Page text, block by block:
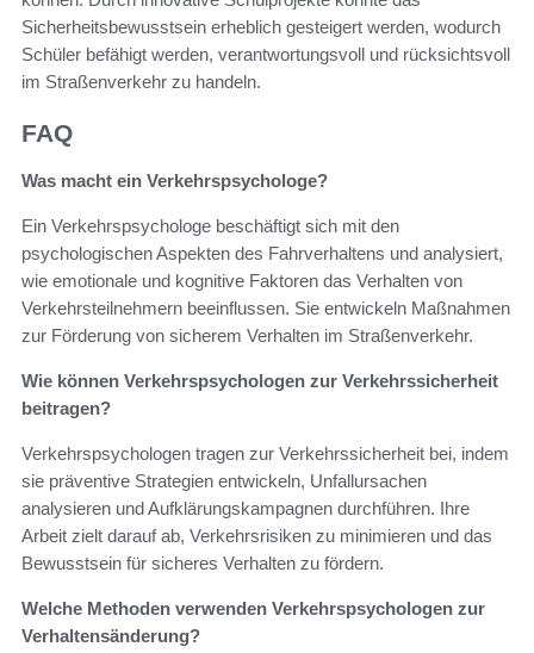
Sicherheitsbewusstsein erheblich gesteigert werden, wodurch
Schüler befähigt werden, verantwortungsvoll und rücksichtsvoll
im Straßenverkehr zu handeln.
FAQ
Was macht ein Verkehrspsychologe?
Ein Verkehrspsychologe beschäftigt sich mit den
psychologischen Aspekten des Fahrverhaltens und analysiert,
wie emotionale und kognitive Faktoren das Verhalten von
Verkehrsteilnehmern beeinflussen. Sie entwickeln Maßnahmen
zur Förderung von sicherem Verhalten im Straßenverkehr.
Wie können Verkehrspsychologen zur Verkehrssicherheit
beitragen?
Verkehrspsychologen tragen zur Verkehrssicherheit bei, indem
sie präventive Strategien entwickeln, Unfallursachen
analysieren und Aufklärungskampagnen durchführen. Ihre
Arbeit zielt darauf ab, Verkehrsrisiken zu minimieren und das
Bewusstsein für sicheres Verhalten zu fördern.
Welche Methoden verwenden Verkehrspsychologen zur
Verhaltensänderung?